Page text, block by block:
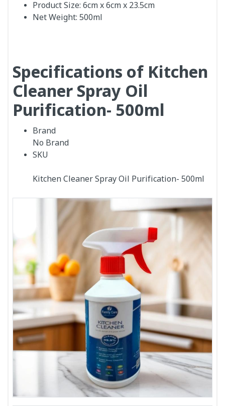
Product Size: 6cm x 6cm x 23.5cm
Net Weight: 500ml
Specifications of Kitchen
Cleaner Spray Oil
Purification- 500ml
Brand
No Brand
SKU
Kitchen Cleaner Spray Oil Purification- 500ml